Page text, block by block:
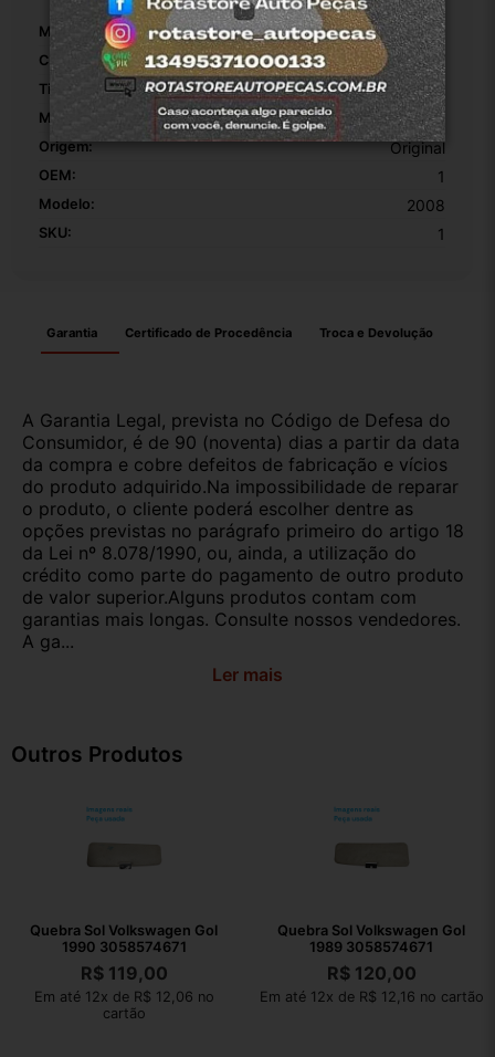
Marca: Peugeot
Cor: Branco
Tipo De Veículo: Carro/Caminhonete
Material: Plástico
Origem: Original
OEM: 1
Modelo: 2008
SKU: 1
Garantia Certificado de Procedência Troca e Devolução
A Garantia Legal, prevista no Código de Defesa do
Consumidor, é de 90 (noventa) dias a partir da data
da compra e cobre defeitos de fabricação e vícios
do produto adquirido.Na impossibilidade de reparar
o produto, o cliente poderá escolher dentre as
opções previstas no parágrafo primeiro do artigo 18
da Lei nº 8.078/1990, ou, ainda, a utilização do
crédito como parte do pagamento de outro produto
de valor superior.Alguns produtos contam com
garantias mais longas. Consulte nossos vendedores.
A ga...
Ler mais
Outros Produtos
Quebra Sol Volkswagen Gol
1990 3058574671
R$119,00
Em até 12x de R$ 12,06 no
cartão
Quebra Sol Volkswagen Gol
1989 3058574671
R$120,00
Em até 12x de R$ 12,16 no cartão